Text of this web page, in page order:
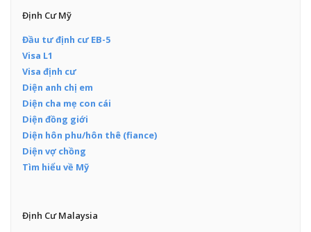
Định Cư Mỹ
Đầu tư định cư EB-5
Visa L1
Visa định cư
Diện anh chị em
Diện cha mẹ con cái
Diện đồng giới
Diện hôn phu/hôn thê (fiance)
Diện vợ chồng
Tìm hiểu về Mỹ
Định Cư Malaysia